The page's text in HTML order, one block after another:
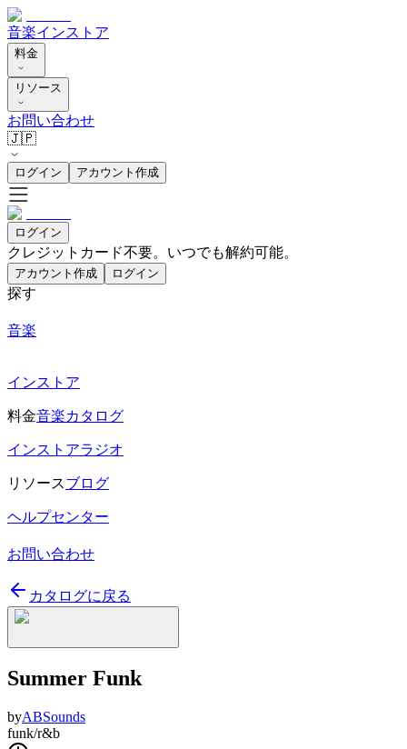
音楽インストア
料金
リソース
お問い合わせ
🇯🇵
ログイン アカウント作成
ログイン
クレジットカード不要。いつでも解約可能。
アカウント作成 ログイン
探す
音楽
インストア
料金音楽カタログ
インストアラジオ
リソースブログ
ヘルプセンター
お問い合わせ
カタログに戻る
Summer Funk
byABSounds
funk/r&b